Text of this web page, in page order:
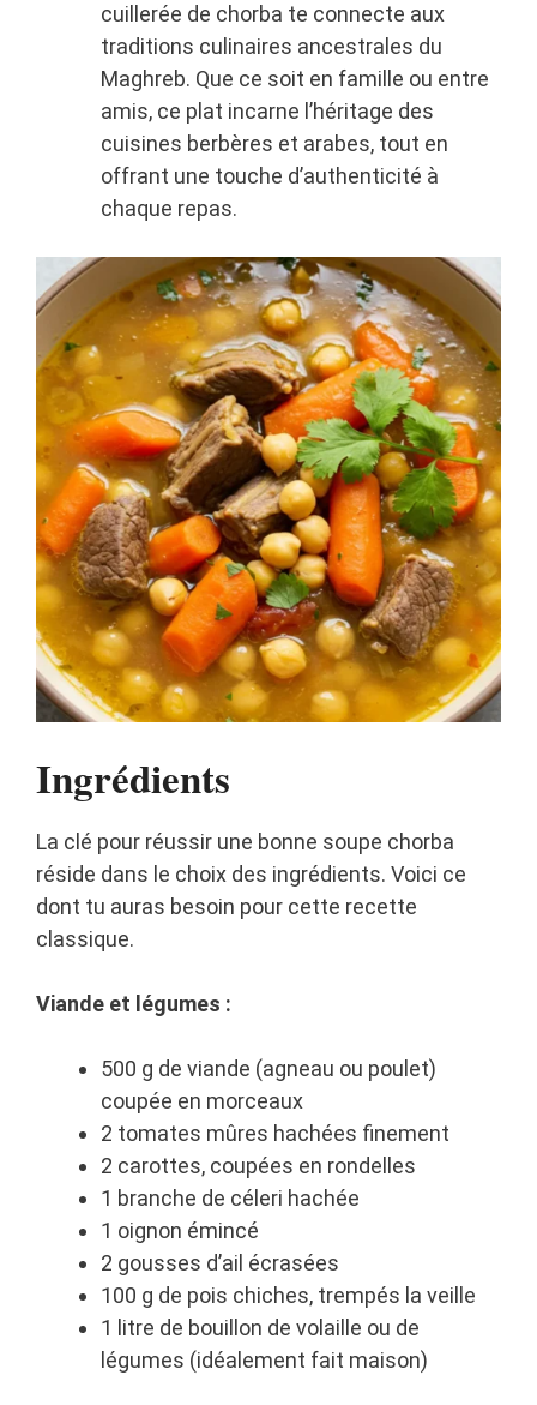
cuillerée de chorba te connecte aux
traditions culinaires ancestrales du
Maghreb. Que ce soit en famille ou entre
amis, ce plat incarne l’héritage des
cuisines berbères et arabes, tout en
offrant une touche d’authenticité à
chaque repas.
Ingrédients
La clé pour réussir une bonne soupe chorba
réside dans le choix des ingrédients. Voici ce
dont tu auras besoin pour cette recette
classique.
Viande et légumes :
500 g de viande (agneau ou poulet)
coupée en morceaux
2 tomates mûres hachées finement
2 carottes, coupées en rondelles
1 branche de céleri hachée
1 oignon émincé
2 gousses d’ail écrasées
100 g de pois chiches, trempés la veille
1 litre de bouillon de volaille ou de
légumes (idéalement fait maison)